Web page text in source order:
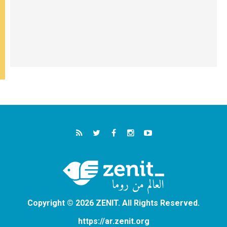
Copyright © 2026 ZENIT. All Rights Reserved.
https://ar.zenit.org